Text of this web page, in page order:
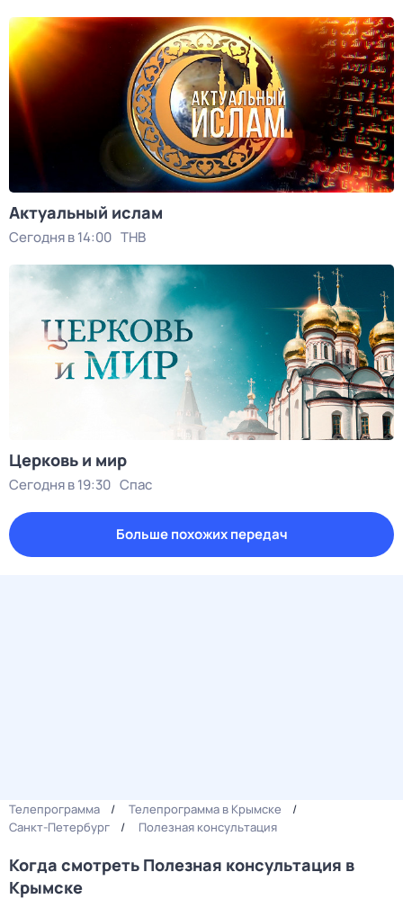
Актуальный ислам
Сегодня в 14:00 ТНВ
Церковь и мир
Сегодня в 19:30 Спас
Больше похожих передач
Телепрограмма
Телепрограмма в Крымске
Санкт-Петербург
Полезная консультация
Когда смотреть Полезная консультация в
Крымске